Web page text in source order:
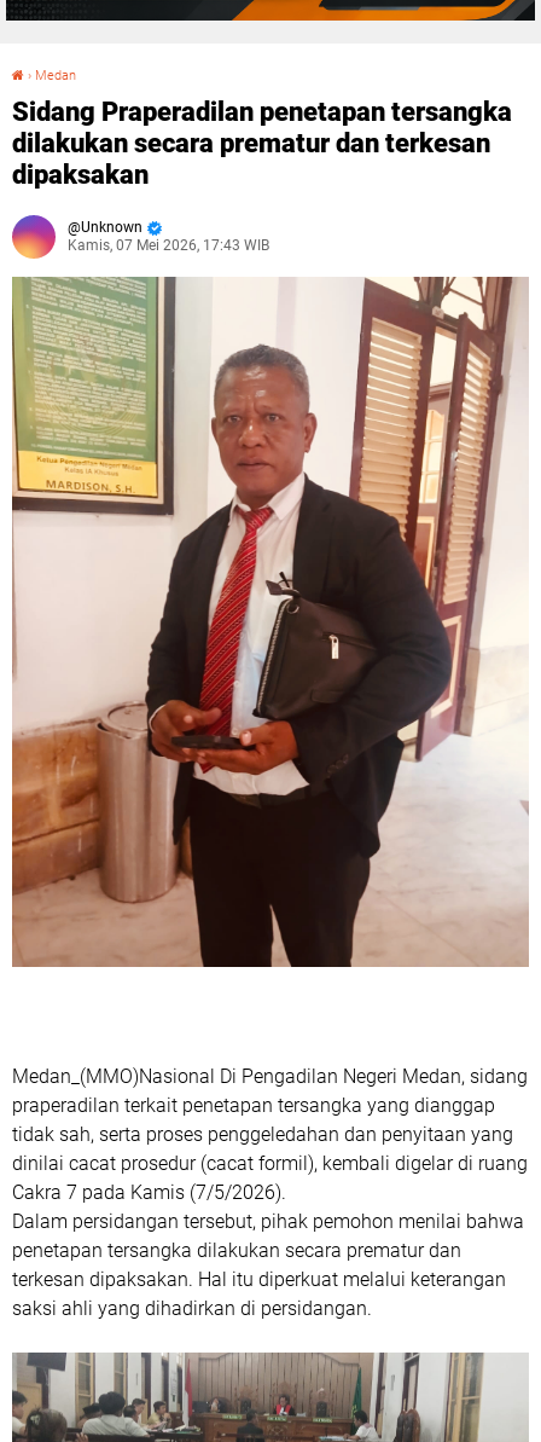
› Medan
Sidang Praperadilan penetapan tersangka
dilakukan secara prematur dan terkesan
dipaksakan
Unknown
Kamis, 07 Mei 2026, 17:43 WIB
Medan_(MMO)Nasional Di Pengadilan Negeri Medan, sidang
praperadilan terkait penetapan tersangka yang dianggap
tidak sah, serta proses penggeledahan dan penyitaan yang
dinilai cacat prosedur (cacat formil), kembali digelar di ruang
Cakra 7 pada Kamis (7/5/2026).
Dalam persidangan tersebut, pihak pemohon menilai bahwa
penetapan tersangka dilakukan secara prematur dan
terkesan dipaksakan. Hal itu diperkuat melalui keterangan
saksi ahli yang dihadirkan di persidangan.